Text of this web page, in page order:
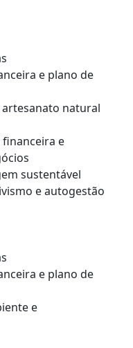
e plano de
artesanato natural
financeira e
sustentável
e autogestão
e plano de
e